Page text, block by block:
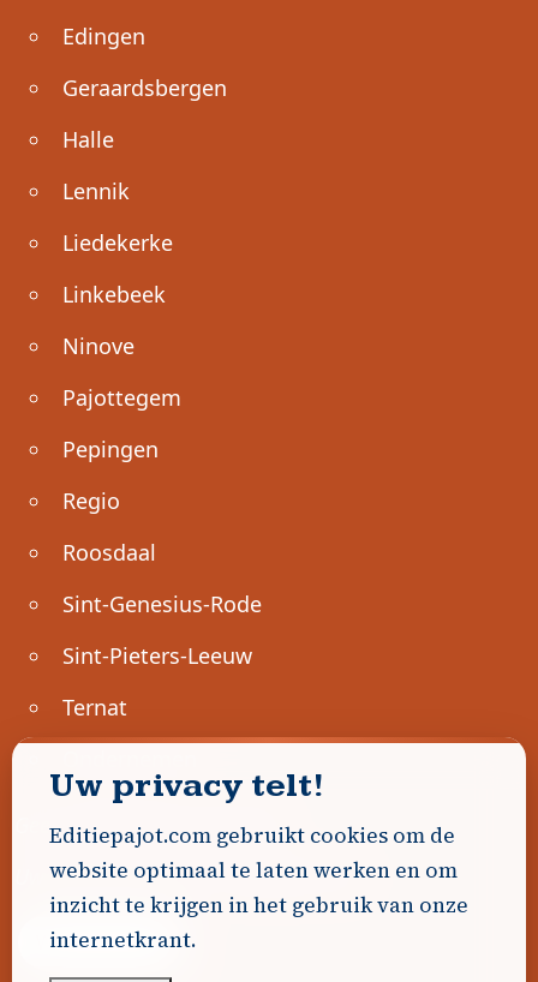
Edingen
Geraardsbergen
Halle
Lennik
Liedekerke
Linkebeek
Ninove
Pajottegem
Pepingen
Regio
Roosdaal
Sint-Genesius-Rode
Sint-Pieters-Leeuw
Ternat
Geen advertenties gevonden.
Uw advertentie hier? Contacteer ons!
Word Partner!
Uw privacy telt!
Editiepajot.com gebruikt cookies om de
website optimaal te laten werken en om
inzicht te krijgen in het gebruik van onze
internetkrant.